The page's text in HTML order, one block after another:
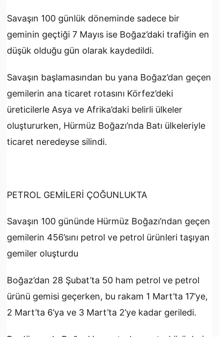
Savaşın 100 günlük döneminde sadece bir
geminin geçtiği 7 Mayıs ise Boğaz’daki trafiğin en
düşük olduğu gün olarak kaydedildi.
Savaşın başlamasından bu yana Boğaz’dan geçen
gemilerin ana ticaret rotasını Körfez’deki
üreticilerle Asya ve Afrika’daki belirli ülkeler
oluştururken, Hürmüz Boğazı’nda Batı ülkeleriyle
ticaret neredeyse silindi.
PETROL GEMİLERİ ÇOĞUNLUKTA
Savaşın 100 gününde Hürmüz Boğazı’ndan geçen
gemilerin 456’sını petrol ve petrol ürünleri taşıyan
gemiler oluşturdu
Boğaz’dan 28 Şubat’ta 50 ham petrol ve petrol
ürünü gemisi geçerken, bu rakam 1 Mart’ta 17’ye,
2 Mart’ta 6’ya ve 3 Mart’ta 2’ye kadar geriledi.